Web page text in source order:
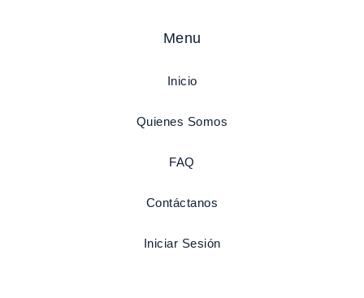
Menu
Inicio
Quienes Somos
FAQ
Contáctanos
Iniciar Sesión